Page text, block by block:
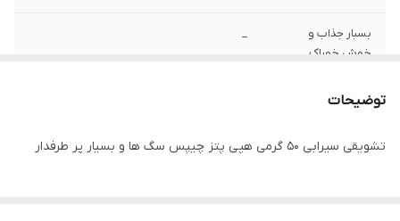
بسبار جذاب و
خوش خوراک
_
ترد و نازک
توضیحات
تشویقی سیرابی ۵۰ گرمی هپی پتز چیپس سگ ها و بسیار پر طرفدار